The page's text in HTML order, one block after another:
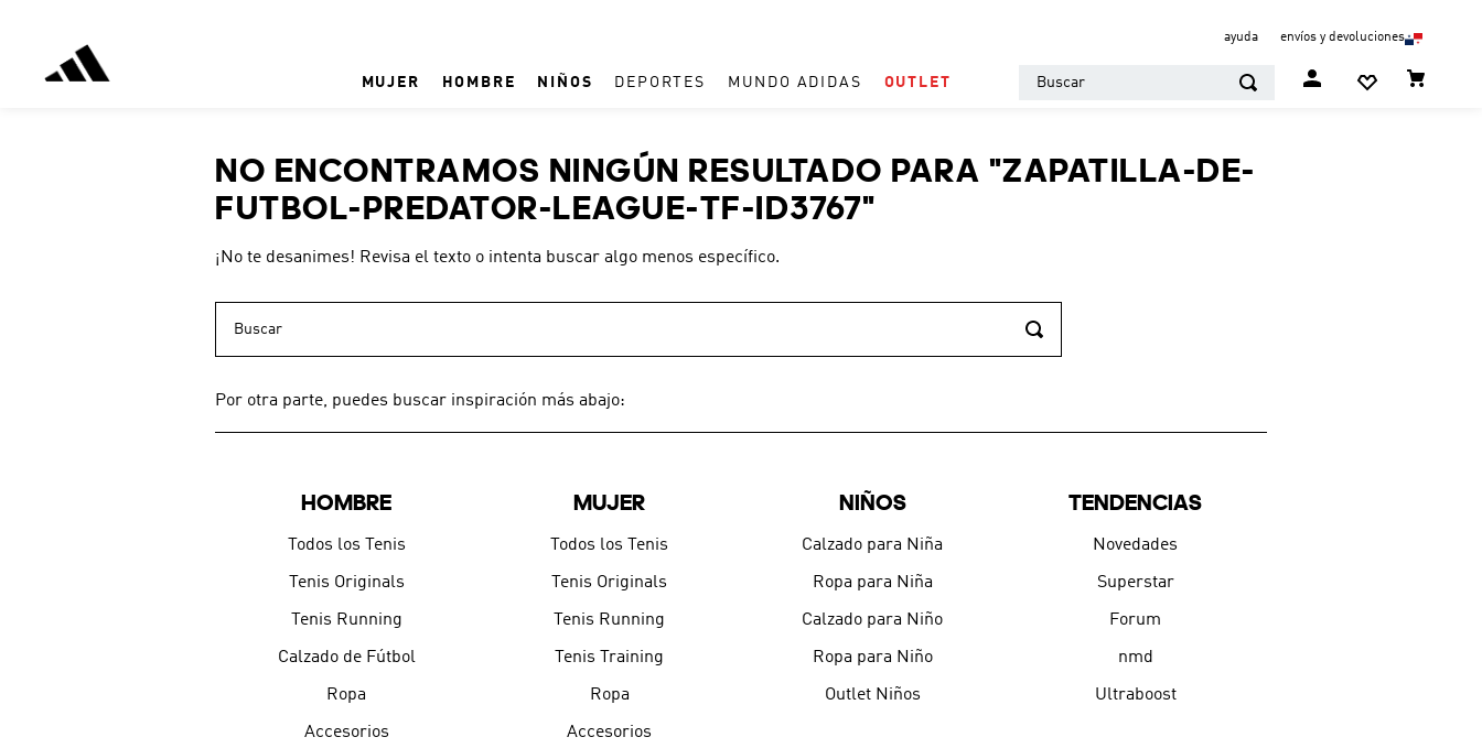
ayuda envíos y devoluciones
MUJER HOMBRE NIÑOS DEPORTES MUNDO ADIDAS OUTLET Buscar
NO ENCONTRAMOS NINGÚN RESULTADO PARA "ZAPATILLA-DE-
FUTBOL-PREDATOR-LEAGUE-TF-ID3767"
¡No te desanimes! Revisa el texto o intenta buscar algo menos específico.
Por otra parte, puedes buscar inspiración más abajo:
HOMBRE
Todos los Tenis
Tenis Originals
Tenis Running
Calzado de Fútbol
Ropa
Accesorios
MUJER
Todos los Tenis
Tenis Originals
Tenis Running
Tenis Training
Ropa
Accesorios
NIÑOS
Calzado para Niña
Ropa para Niña
Calzado para Niño
Ropa para Niño
Outlet Niños
TENDENCIAS
Novedades
Superstar
Forum
nmd
Ultraboost
TÉRMINOS MÁS BUSCADOS
1. REAL MADRID
ZAPATILLAS
4. ARGENTINA